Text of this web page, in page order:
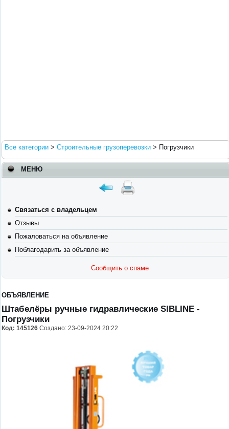
Все категории > Строительные грузоперевозки > Погрузчики
МЕНЮ
Связаться с владельцем
Отзывы
Пожаловаться на объявление
Поблагодарить за объявление
Сообщить о спаме
ОБЪЯВЛЕНИЕ
Штабелёры ручные гидравлические SIBLINE -
Погрузчики
Код: 145126 Создано: 23-09-2024 20:22